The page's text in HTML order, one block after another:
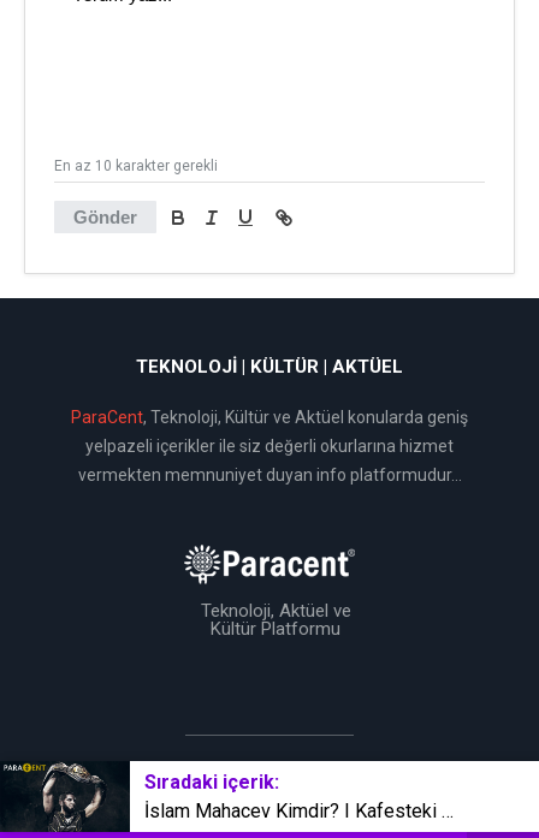
Sıradaki içerik:
İslam Mahaçev Kimdir? | Kafesteki Dünya Starı
Gönder
En az 10 karakter gerekli
TEKNOLOJI | KÜLTÜR | AKTÜEL
ParaCent, Teknoloji, Kültür ve Aktüel konularda geniş
yelpazeli içerikler ile siz değerli okurlarına hizmet
vermekten memnuniyet duyan info platformudur...
Teknoloji, Aktüel ve
Kültür Platformu
BirTema Ekibi Tarafından Üretilmiştir © 2019